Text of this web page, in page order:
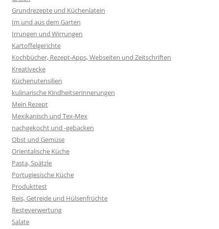
Grundrezepte und Küchenlatein
Im und aus dem Garten
Irrungen und Wirrungen
Kartoffelgerichte
Kochbücher, Rezept-Apps, Webseiten und Zeitschriften
Kreativecke
Küchenutensilien
kulinarische Kindheitserinnerungen
Mein Rezept
Mexikanisch und Tex-Mex
nachgekocht und -gebacken
Obst und Gemüse
Orientalische Küche
Pasta, Spätzle
Portugiesische Küche
Produkttest
Reis, Getreide und Hülsenfrüchte
Resteverwertung
Salate